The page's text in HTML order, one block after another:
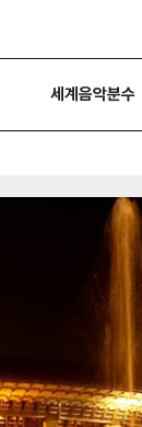
세계음악분수